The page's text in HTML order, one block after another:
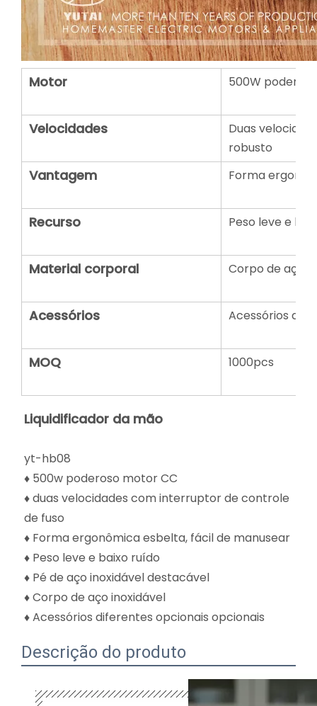
Motor 500W
Velocidades
Duas
robusto
Vantagem Forma
Recurso Peso leve e
Material corporal Corpo de aço
Acessórios Acessórios
MOQ 1000pcs
Liquidificador da mão
yt-hb08
♦ 500w poderoso motor CC
♦ duas velocidades com interruptor de controle
de fuso
♦ Forma ergonômica esbelta, fácil de manusear
♦ Peso leve e baixo ruído
♦ Pé de aço inoxidável destacável
♦ Corpo de aço inoxidável
♦ Acessórios diferentes opcionais opcionais
Descrição do produto